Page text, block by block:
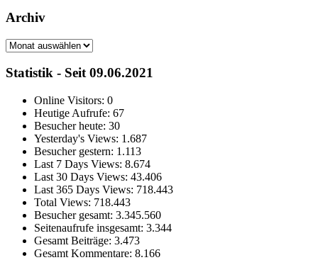
Archiv
Archiv
Statistik - Seit 09.06.2021
Online Visitors: 0
Heutige Aufrufe: 67
Besucher heute: 30
Yesterday's Views: 1.687
Besucher gestern: 1.113
Last 7 Days Views: 8.674
Last 30 Days Views: 43.406
Last 365 Days Views: 718.443
Total Views: 718.443
Besucher gesamt: 3.345.560
Seitenaufrufe insgesamt: 3.344
Gesamt Beiträge: 3.473
Gesamt Kommentare: 8.166